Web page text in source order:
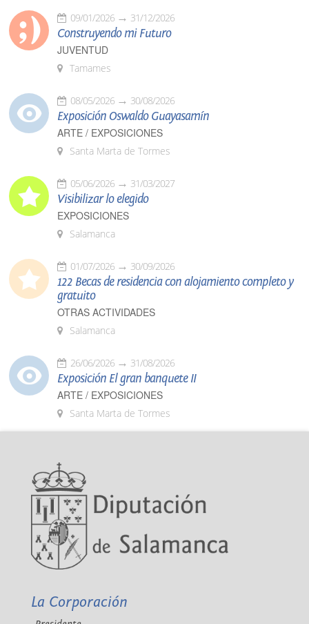
09/01/2026 31/12/2026
Construyendo mi Futuro
JUVENTUD
Tamames
08/05/2026 30/08/2026
Exposición Oswaldo Guayasamín
ARTE / EXPOSICIONES
Santa Marta de Tormes
05/06/2026 31/03/2027
Visibilizar lo elegido
EXPOSICIONES
Salamanca
01/07/2026 30/09/2026
122 Becas de residencia con alojamiento completo y
gratuito
OTRAS ACTIVIDADES
Salamanca
26/06/2026 31/08/2026
Exposición El gran banquete II
ARTE / EXPOSICIONES
Santa Marta de Tormes
La Corporación